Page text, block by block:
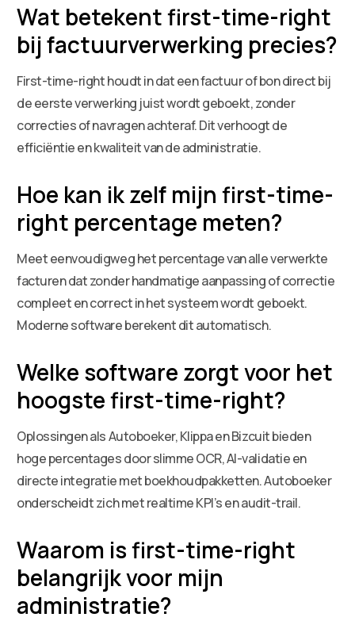
Wat betekent first-time-right
bij factuurverwerking precies?
First-time-right houdt in dat een factuur of bon direct bij
de eerste verwerking juist wordt geboekt, zonder
correcties of navragen achteraf. Dit verhoogt de
efficiëntie en kwaliteit van de administratie.
Hoe kan ik zelf mijn first-time-
right percentage meten?
Meet eenvoudigweg het percentage van alle verwerkte
facturen dat zonder handmatige aanpassing of correctie
compleet en correct in het systeem wordt geboekt.
Moderne software berekent dit automatisch.
Welke software zorgt voor het
hoogste first-time-right?
Oplossingen als Autoboeker, Klippa en Bizcuit bieden
hoge percentages door slimme OCR, AI-validatie en
directe integratie met boekhoudpakketten. Autoboeker
onderscheidt zich met realtime KPI’s en audit-trail.
Waarom is first-time-right
belangrijk voor mijn
administratie?